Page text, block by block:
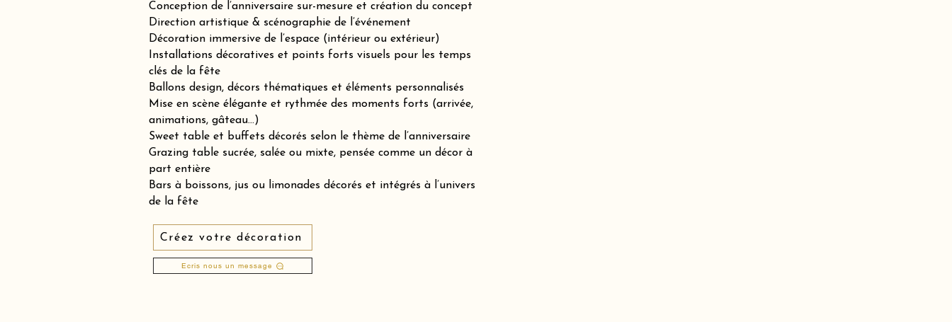
Conception de l’anniversaire sur-mesure et création du concept
Direction artistique & scénographie de l’événement
Décoration immersive de l’espace (intérieur ou extérieur)
Installations décoratives et points forts visuels pour les temps
clés de la fête
Ballons design, décors thématiques et éléments personnalisés
Mise en scène élégante et rythmée des moments forts (arrivée,
animations, gâteau…)
Sweet table et buffets décorés selon le thème de l’anniversaire
Grazing table sucrée, salée ou mixte, pensée comme un décor à
part entière
Bars à boissons, jus ou limonades décorés et intégrés à l’univers
de la fête
Créez votre décoration
Ecris nous un message